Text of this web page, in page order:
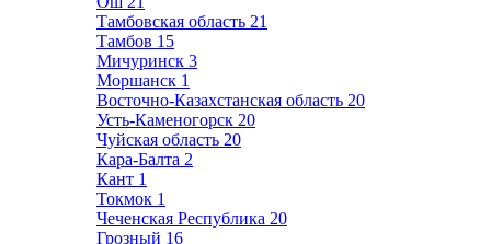
Тамбовская область 21
Тамбов 15
Мичуринск 3
Моршанск 1
Восточно-Казахстанская область 20
Усть-Каменогорск 20
Чуйская область 20
Кара-Балта 2
Кант 1
Токмок 1
Чеченская Республика 20
Грозный 16